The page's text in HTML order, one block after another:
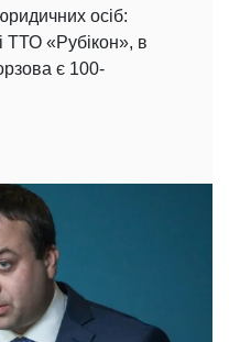
осіб:
«Рубікон», в
є 100-